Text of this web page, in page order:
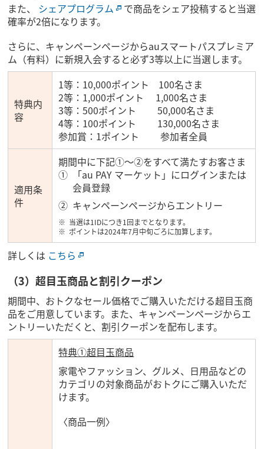
また、 シェアプログラム
で商品をシェア投稿すると当選
確率が2倍になります。
さらに、キャンペーンページからauスマートパスプレミア
ム（有料）に新規入会すると必ず3等以上に当選します。
特典内
容
1等：10,000ポイント 100名さま
2等：1,000ポイント 1,000名さま
3等：500ポイント 50,000名さま
4等：100ポイント 130,000名さま
参加賞：1ポイント 参加者全員
適用条
件
期間中に下記①～②をすべて満たすお客さま
「au PAY マーケット」にログインまたは
会員登録
キャンペーンページからエントリー
当選は1IDにつき1回までとなります。
ポイントは2024年7月中旬ごろに加算します。
詳しくは こちら
（3）超目玉商品と割引クーポン
期間中、おトクなセール価格でご購入いただける超目玉商
品をご用意しています。また、キャンペーンページからエ
ントリーいただくと、割引クーポンを配布します。
特典①超目玉商品
家電やファッション、グルメ、日用品などの
カテゴリの対象商品がおトクにご購入いただ
けます。
〈商品一例〉